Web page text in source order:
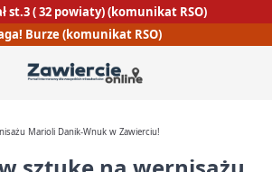
st.3 ( 32 powiaty) (komunikat RSO)
Burze (komunikat RSO)
Marioli Danik-Wnuk w Zawierciu!